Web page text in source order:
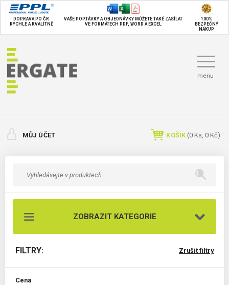
DOPRAVA PO ČR
RYCHLE A KVALITNĚ
VAŠE POPTÁVKY A OBJEDNÁVKY MŮŽETE TAKÉ ZASÍLAT
VE FORMÁTECH PDF, WORD A EXCEL
100%
BEZPEČNÝ
NÁKUP
menu
MŮJ ÚČET KOŠÍK (0 Ks, 0 Kč)
ZOBRAZIT KATEGORIE
FILTRY: Zrušit filtry
Cena